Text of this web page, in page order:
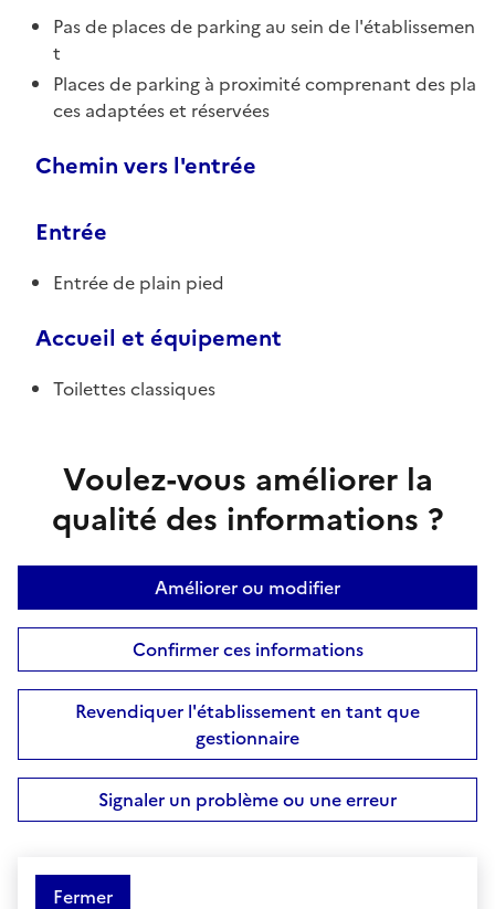
Pas de places de parking au sein de l'établissemen
t
Places de parking à proximité comprenant des pla
ces adaptées et réservées
Chemin vers l'entrée
Entrée
Entrée de plain pied
Accueil et équipement
Toilettes classiques
Voulez-vous améliorer la
qualité des informations ?
Améliorer ou modifier
Confirmer ces informations
Revendiquer l'établissement en tant que
gestionnaire
Signaler un problème ou une erreur
Fermer